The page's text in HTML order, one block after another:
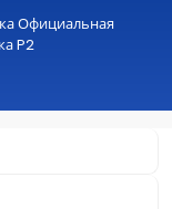
Официальная
P2